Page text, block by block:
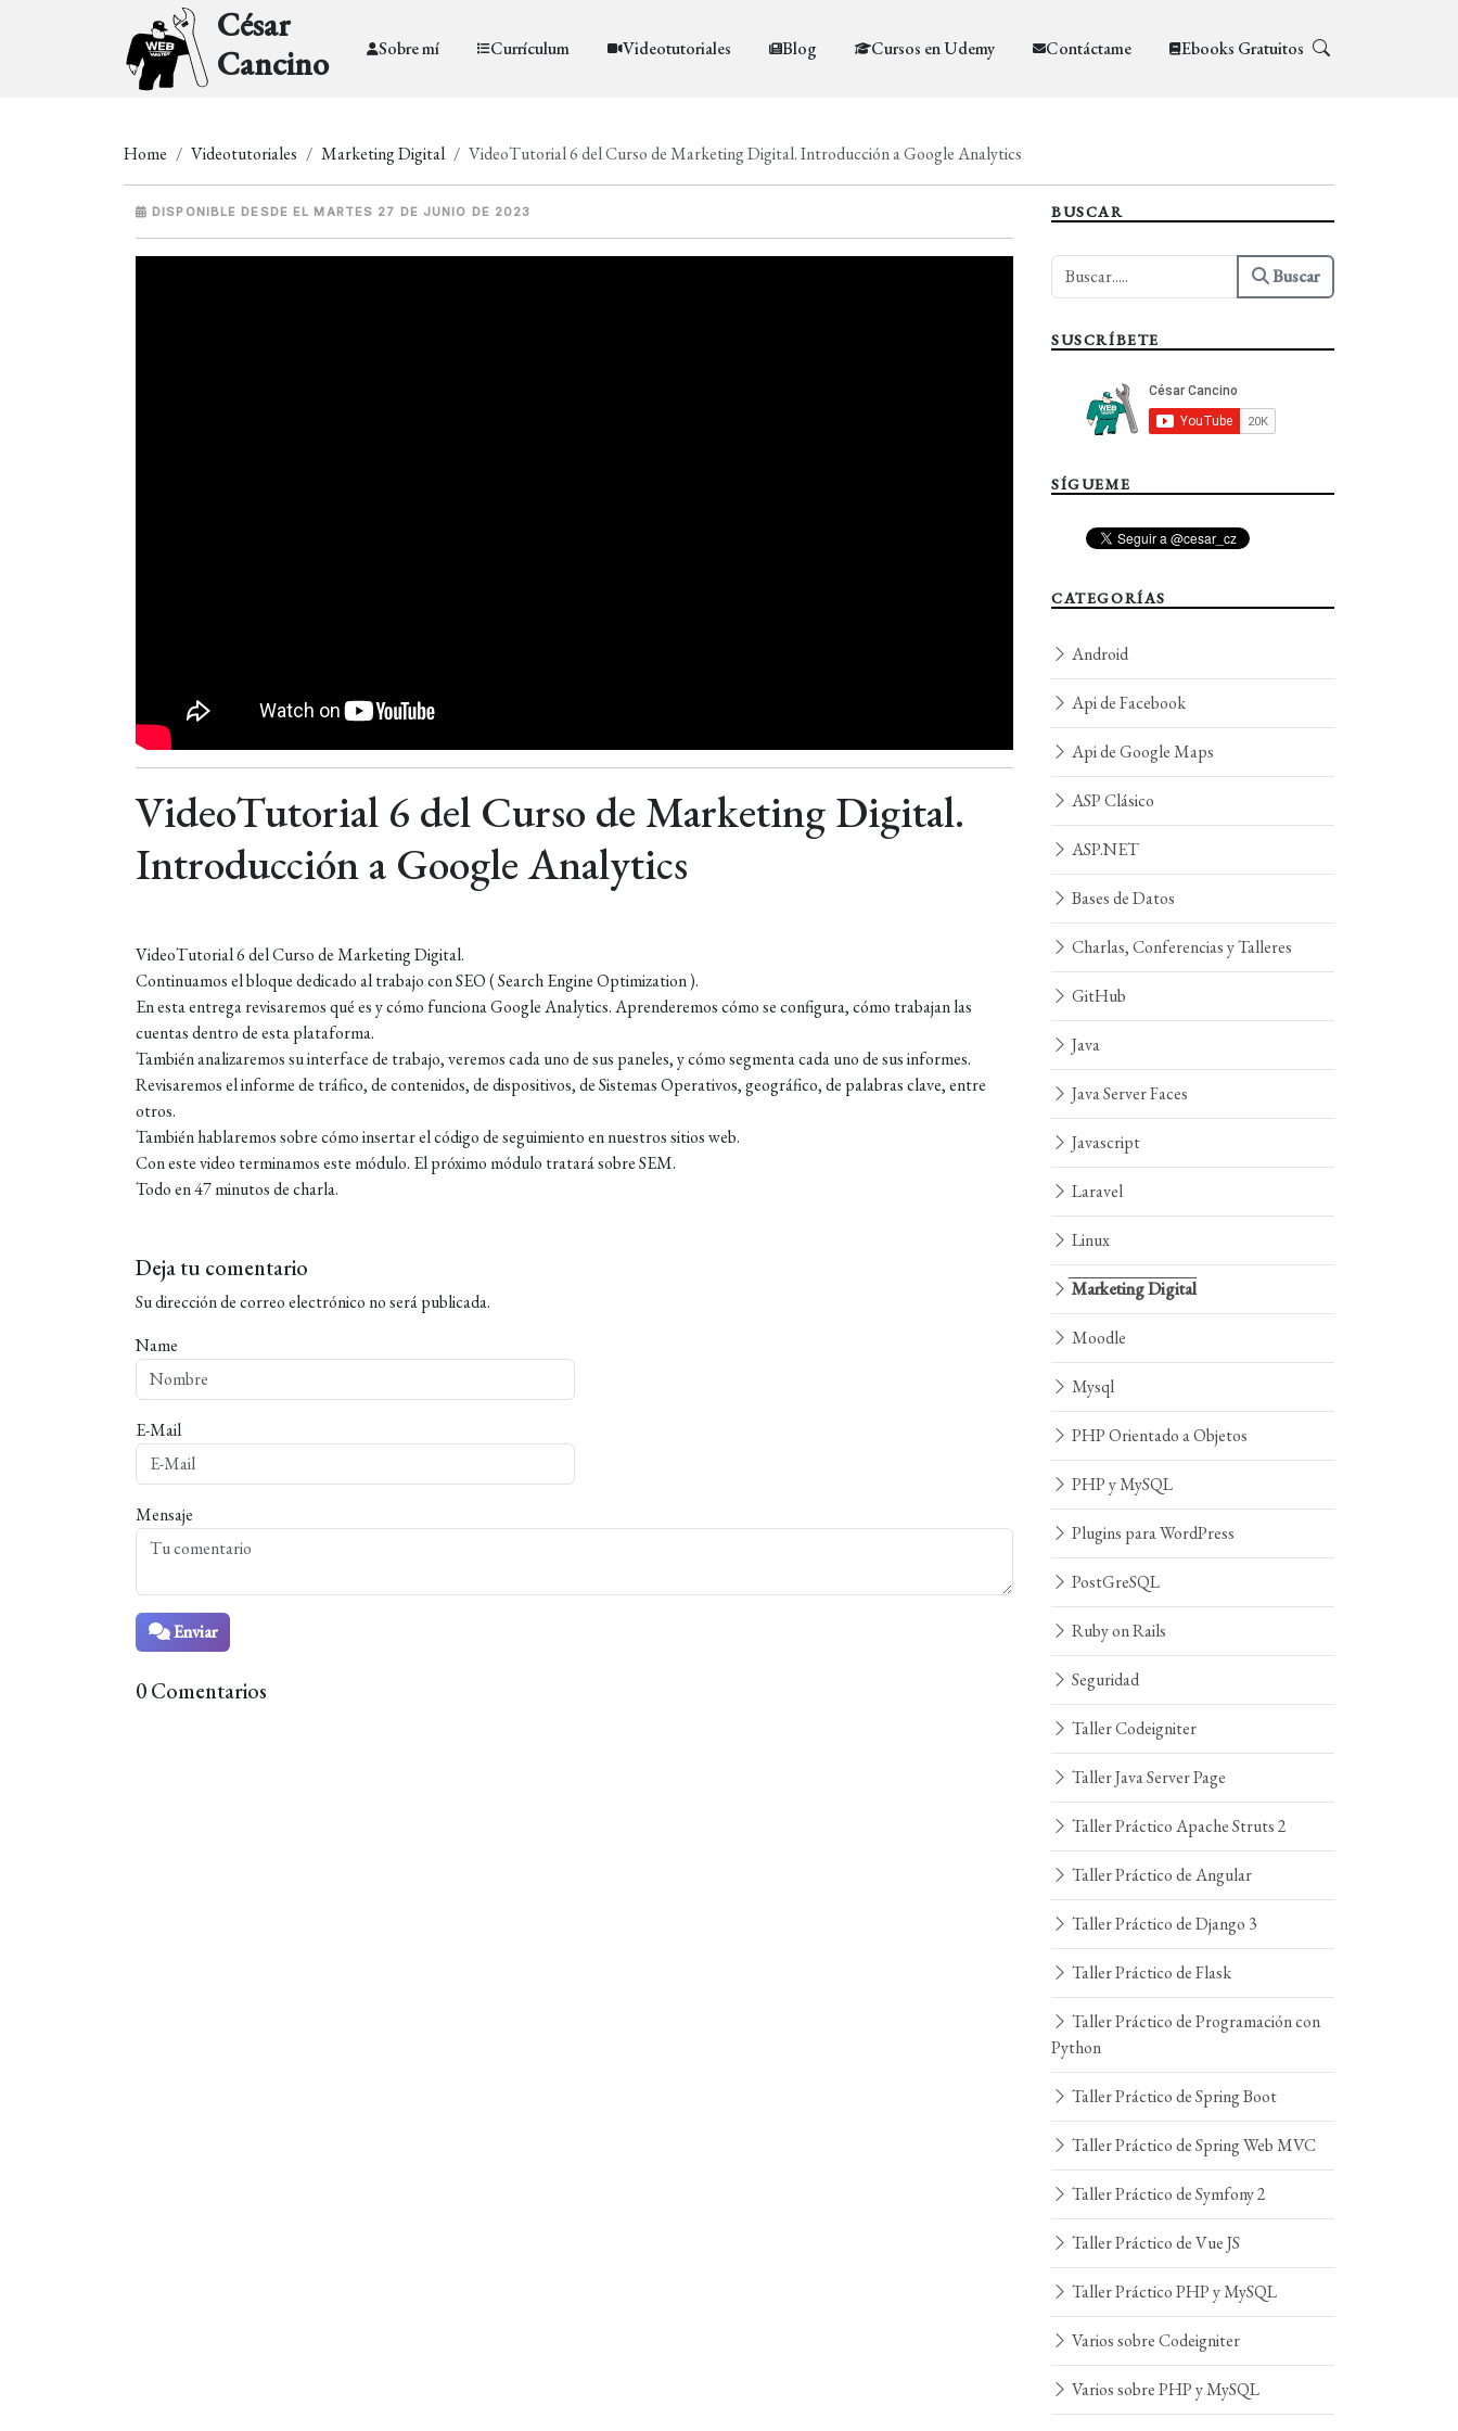
César
Cancino
Sobre mí Currículum Videotutoriales Blog Cursos en Udemy Contáctame Ebooks Gratuitos
Home Videotutoriales Marketing Digital VideoTutorial 6 del Curso de Marketing Digital. Introducción a Google Analytics
DISPONIBLE DESDE EL MARTES 27 DE JUNIO DE 2023
VideoTutorial 6 del Curso de Marketing Digital.
Introducción a Google Analytics
VideoTutorial 6 del Curso de Marketing Digital.
Continuamos el bloque dedicado al trabajo con SEO ( Search Engine Optimization ).
En esta entrega revisaremos qué es y cómo funciona Google Analytics. Aprenderemos cómo se configura, cómo trabajan las
cuentas dentro de esta plataforma.
También analizaremos su interface de trabajo, veremos cada uno de sus paneles, y cómo segmenta cada uno de sus informes.
Revisaremos el informe de tráfico, de contenidos, de dispositivos, de Sistemas Operativos, geográfico, de palabras clave, entre
otros.
También hablaremos sobre cómo insertar el código de seguimiento en nuestros sitios web.
Con este video terminamos este módulo. El próximo módulo tratará sobre SEM.
Todo en 47 minutos de charla.
Deja tu comentario
Su dirección de correo electrónico no será publicada.
Name
E-Mail
Mensaje
Enviar
0 Comentarios
BUSCAR
Buscar
SUSCRÍBETE
SÍGUEME
CATEGORÍAS
Android
Api de Facebook
Api de Google Maps
ASP Clásico
ASP.NET
Bases de Datos
Charlas, Conferencias y Talleres
GitHub
Java
Java Server Faces
Javascript
Laravel
Linux
Marketing Digital
Moodle
Mysql
PHP Orientado a Objetos
PHP y MySQL
Plugins para WordPress
PostGreSQL
Ruby on Rails
Seguridad
Taller Codeigniter
Taller Java Server Page
Taller Práctico Apache Struts 2
Taller Práctico de Angular
Taller Práctico de Django 3
Taller Práctico de Flask
Taller Práctico de Programación con
Python
Taller Práctico de Spring Boot
Taller Práctico de Spring Web MVC
Taller Práctico de Symfony 2
Taller Práctico de Vue JS
Taller Práctico PHP y MySQL
Varios sobre Codeigniter
Varios sobre PHP y MySQL